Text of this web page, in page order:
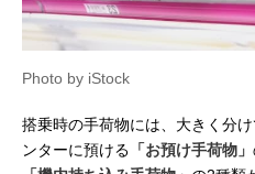
Photo by iStock
搭乗時の手荷物には、大きく分
ンターに預ける 「お預け手荷物」